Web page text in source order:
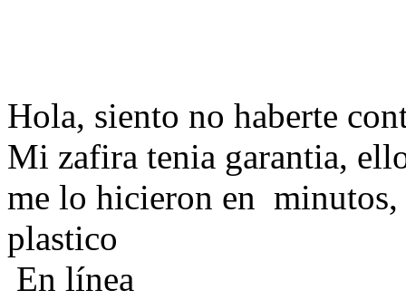
Hola, siento no haberte
Mi zafira tenia garantia,
me lo hicieron en
plastico
En línea